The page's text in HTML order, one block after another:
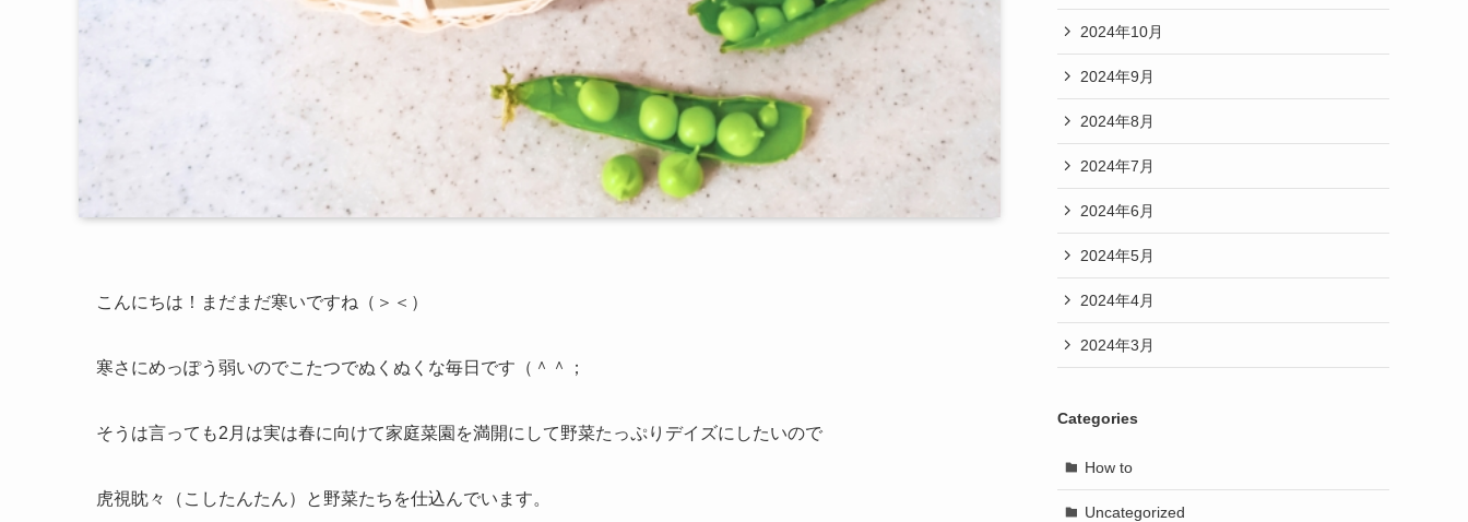
こんにちは！まだまだ寒いですね（＞＜）
寒さにめっぽう弱いのでこたつでぬくぬくな毎日です（＾＾；
そうは言っても2月は実は春に向けて家庭菜園を満開にして野菜たっぷりデイズにしたいので
虎視眈々（こしたんたん）と野菜たちを仕込んでいます。
2024年10月
2024年9月
2024年8月
2024年7月
2024年6月
2024年5月
2024年4月
2024年3月
Categories
How to
Uncategorized